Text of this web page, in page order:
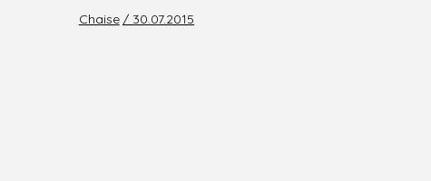
Chaise / 30.07.2015